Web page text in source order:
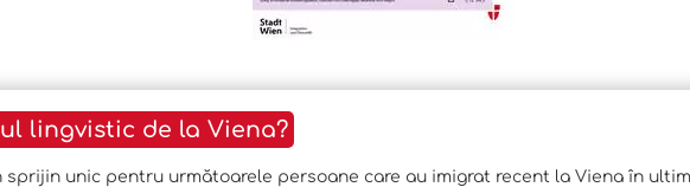
lingvistic de la Viena?
unic pentru următoarele persoane care au imigrat recent la Viena în